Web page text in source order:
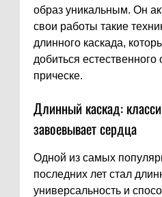
образ уникальным. Он
свои работы такие
длинного каскада,
добиться
прическе.
Длинный каскад:
завоевывает сердца
Одной из самых
последних лет стал
универсальность и